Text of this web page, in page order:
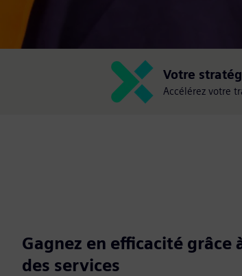
Votre
Accélérez votre
Gagnez en efficacité grâce
des services